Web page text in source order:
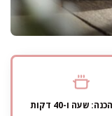
שעה ו-40 דקות